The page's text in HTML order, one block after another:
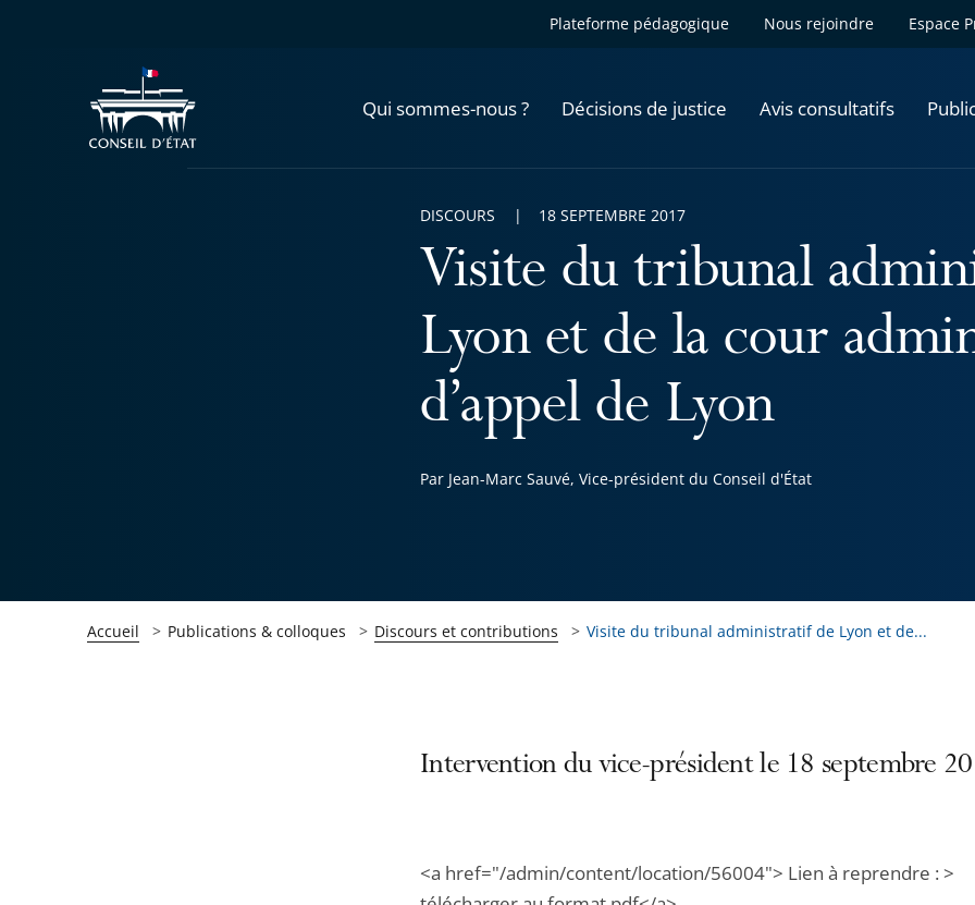
Plateforme pédagogique Nous rejoindre Espace
Qui sommes-nous ? Décisions de justice Avis consultatifs
Visite du tribunal
Lyon et de la cour
d’appel de Lyon
Par Jean-Marc Sauvé, Vice-président du Conseil d'État
DISCOURS 18 SEPTEMBRE 2017
Accueil Publications & colloques Discours et contributions Visite du tribunal administratif de Lyon et de...
Intervention du vice-président le 18 septembre
<a href="/admin/content/location/56004"> Lien à reprendre : >